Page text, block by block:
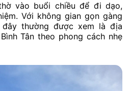
vào buổi chiều để đi dạo,
Với không gian gọn gàng
thường được xem là địa
Tân theo phong cách nhẹ